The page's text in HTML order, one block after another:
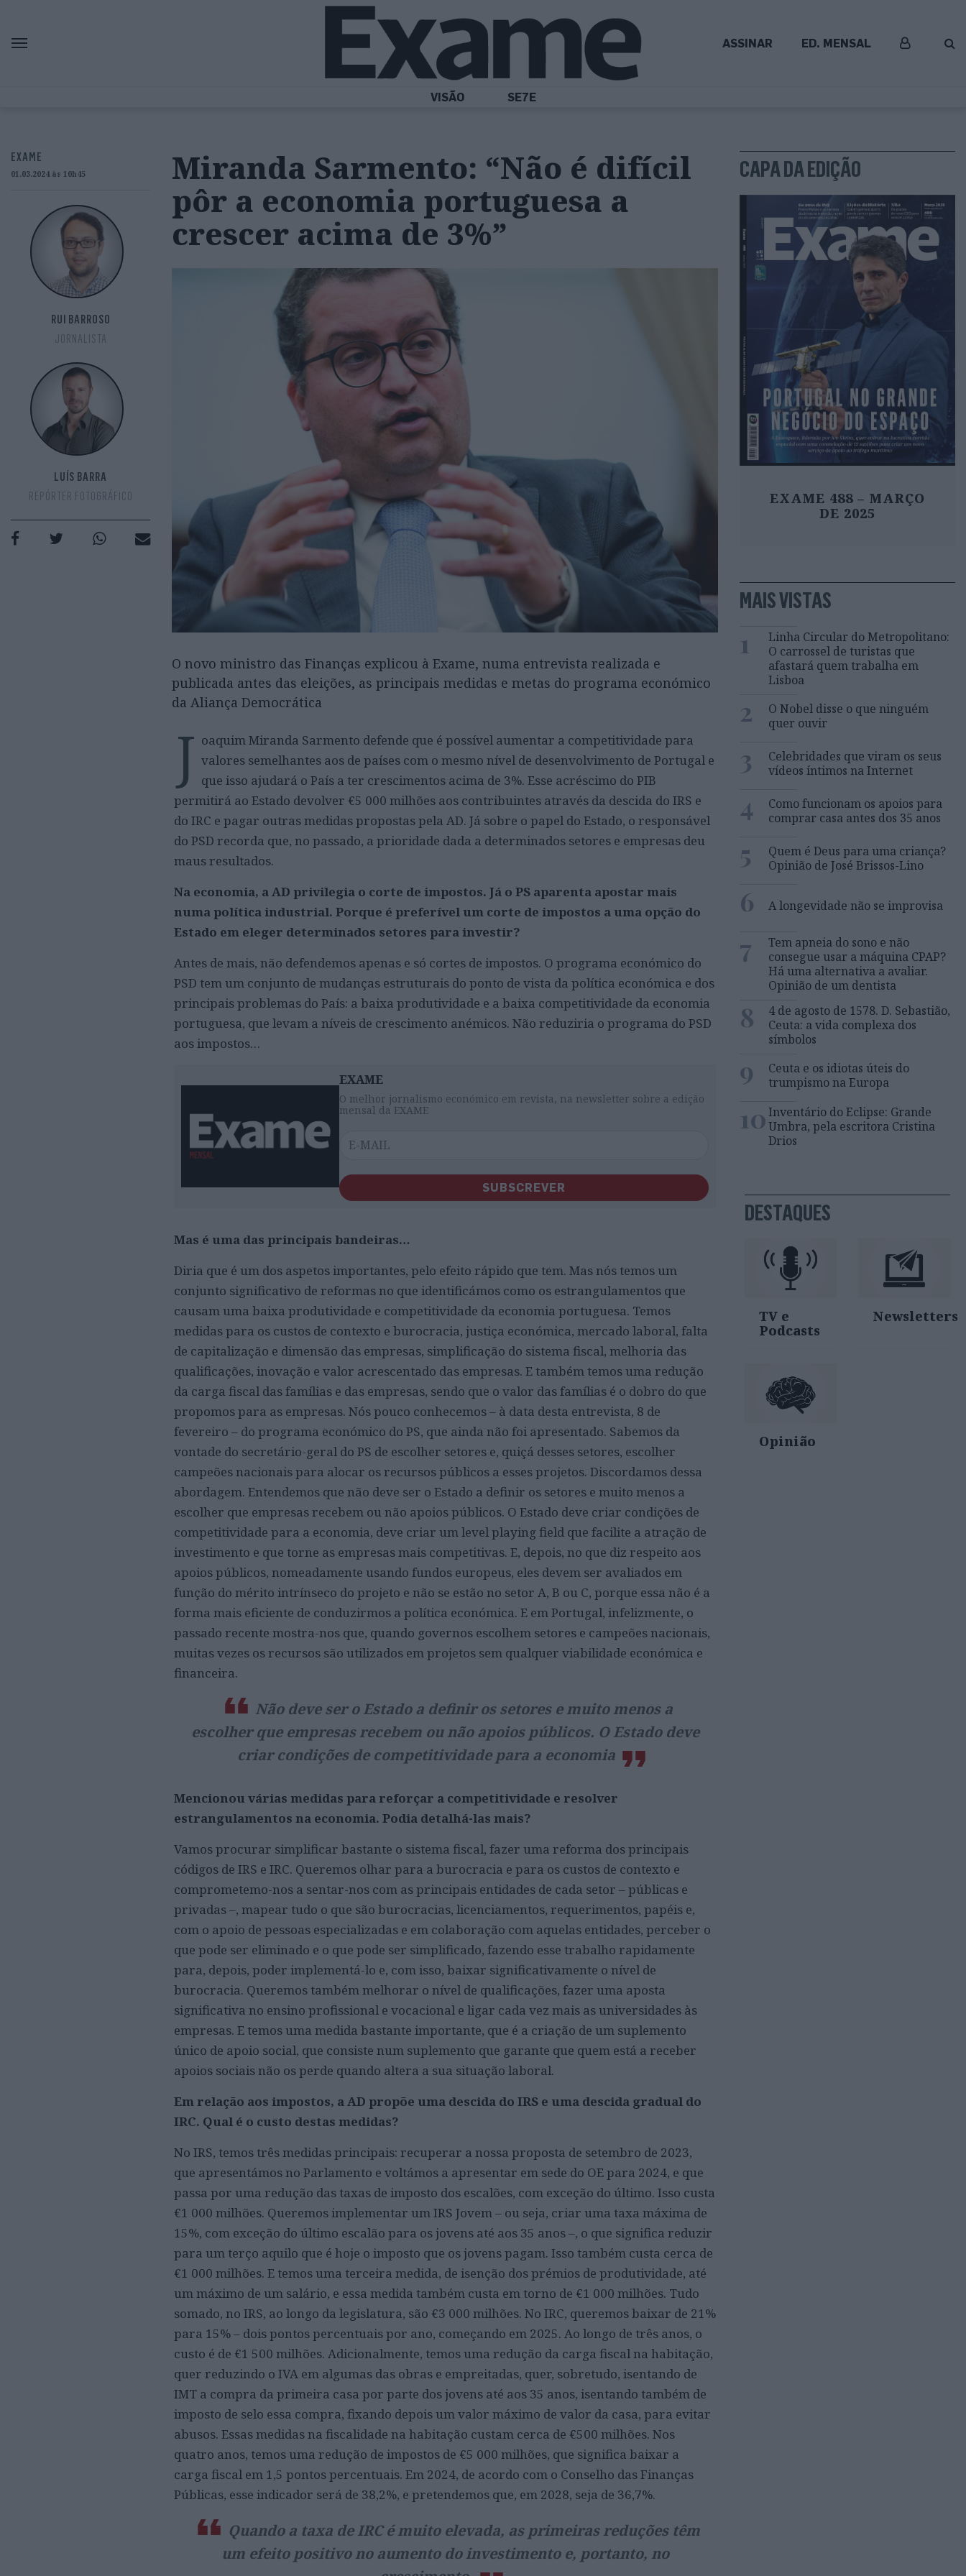
ASSINAR ED. MENSAL
VISÃO SE7E
EXAME
01.03.2024 às 10h45
RUI BARROSO
JORNALISTA
LUÍS BARRA
REPÓRTER FOTOGRÁFICO
Miranda Sarmento: “Não é difícil
pôr a economia portuguesa a
crescer acima de 3%”
O novo ministro das Finanças explicou à Exame, numa entrevista realizada e
publicada antes das eleições, as principais medidas e metas do programa económico
da Aliança Democrática
J oaquim Miranda Sarmento defende que é possível aumentar a competitividade para
valores semelhantes aos de países com o mesmo nível de desenvolvimento de Portugal e
que isso ajudará o País a ter crescimentos acima de 3%. Esse acréscimo do PIB
permitirá ao Estado devolver €5 000 milhões aos contribuintes através da descida do IRS e
do IRC e pagar outras medidas propostas pela AD. Já sobre o papel do Estado, o responsável
do PSD recorda que, no passado, a prioridade dada a determinados setores e empresas deu
maus resultados.
Na economia, a AD privilegia o corte de impostos. Já o PS aparenta apostar mais
numa política industrial. Porque é preferível um corte de impostos a uma opção do
Estado em eleger determinados setores para investir?
Antes de mais, não defendemos apenas e só cortes de impostos. O programa económico do
PSD tem um conjunto de mudanças estruturais do ponto de vista da política económica e dos
principais problemas do País: a baixa produtividade e a baixa competitividade da economia
portuguesa, que levam a níveis de crescimento anémicos. Não reduziria o programa do PSD
aos impostos…
EXAME
O melhor jornalismo económico em revista, na newsletter sobre a edição
mensal da EXAME
SUBSCREVER
Mas é uma das principais bandeiras…
Diria que é um dos aspetos importantes, pelo efeito rápido que tem. Mas nós temos um
conjunto significativo de reformas no que identificámos como os estrangulamentos que
causam uma baixa produtividade e competitividade da economia portuguesa. Temos
medidas para os custos de contexto e burocracia, justiça económica, mercado laboral, falta
de capitalização e dimensão das empresas, simplificação do sistema fiscal, melhoria das
qualificações, inovação e valor acrescentado das empresas. E também temos uma redução
da carga fiscal das famílias e das empresas, sendo que o valor das famílias é o dobro do que
propomos para as empresas. Nós pouco conhecemos – à data desta entrevista, 8 de
fevereiro – do programa económico do PS, que ainda não foi apresentado. Sabemos da
vontade do secretário-geral do PS de escolher setores e, quiçá desses setores, escolher
campeões nacionais para alocar os recursos públicos a esses projetos. Discordamos dessa
abordagem. Entendemos que não deve ser o Estado a definir os setores e muito menos a
escolher que empresas recebem ou não apoios públicos. O Estado deve criar condições de
competitividade para a economia, deve criar um level playing field que facilite a atração de
investimento e que torne as empresas mais competitivas. E, depois, no que diz respeito aos
apoios públicos, nomeadamente usando fundos europeus, eles devem ser avaliados em
função do mérito intrínseco do projeto e não se estão no setor A, B ou C, porque essa não é a
forma mais eficiente de conduzirmos a política económica. E em Portugal, infelizmente, o
passado recente mostra-nos que, quando governos escolhem setores e campeões nacionais,
muitas vezes os recursos são utilizados em projetos sem qualquer viabilidade económica e
financeira.
Não deve ser o Estado a definir os setores e muito menos a
escolher que empresas recebem ou não apoios públicos. O Estado deve
criar condições de competitividade para a economia
Mencionou várias medidas para reforçar a competitividade e resolver
estrangulamentos na economia. Podia detalhá-las mais?
Vamos procurar simplificar bastante o sistema fiscal, fazer uma reforma dos principais
códigos de IRS e IRC. Queremos olhar para a burocracia e para os custos de contexto e
comprometemo-nos a sentar-nos com as principais entidades de cada setor – públicas e
privadas –, mapear tudo o que são burocracias, licenciamentos, requerimentos, papéis e,
com o apoio de pessoas especializadas e em colaboração com aquelas entidades, perceber o
que pode ser eliminado e o que pode ser simplificado, fazendo esse trabalho rapidamente
para, depois, poder implementá-lo e, com isso, baixar significativamente o nível de
burocracia. Queremos também melhorar o nível de qualificações, fazer uma aposta
significativa no ensino profissional e vocacional e ligar cada vez mais as universidades às
empresas. E temos uma medida bastante importante, que é a criação de um suplemento
único de apoio social, que consiste num suplemento que garante que quem está a receber
apoios sociais não os perde quando altera a sua situação laboral.
Em relação aos impostos, a AD propõe uma descida do IRS e uma descida gradual do
IRC. Qual é o custo destas medidas?
No IRS, temos três medidas principais: recuperar a nossa proposta de setembro de 2023,
que apresentámos no Parlamento e voltámos a apresentar em sede do OE para 2024, e que
passa por uma redução das taxas de imposto dos escalões, com exceção do último. Isso custa
€1 000 milhões. Queremos implementar um IRS Jovem – ou seja, criar uma taxa máxima de
15%, com exceção do último escalão para os jovens até aos 35 anos –, o que significa reduzir
para um terço aquilo que é hoje o imposto que os jovens pagam. Isso também custa cerca de
€1 000 milhões. E temos uma terceira medida, de isenção dos prémios de produtividade, até
um máximo de um salário, e essa medida também custa em torno de €1 000 milhões. Tudo
somado, no IRS, ao longo da legislatura, são €3 000 milhões. No IRC, queremos baixar de 21%
para 15% – dois pontos percentuais por ano, começando em 2025. Ao longo de três anos, o
custo é de €1 500 milhões. Adicionalmente, temos uma redução da carga fiscal na habitação,
quer reduzindo o IVA em algumas das obras e empreitadas, quer, sobretudo, isentando de
IMT a compra da primeira casa por parte dos jovens até aos 35 anos, isentando também de
imposto de selo essa compra, fixando depois um valor máximo de valor da casa, para evitar
abusos. Essas medidas na fiscalidade na habitação custam cerca de €500 milhões. Nos
quatro anos, temos uma redução de impostos de €5 000 milhões, que significa baixar a
carga fiscal em 1,5 pontos percentuais. Em 2024, de acordo com o Conselho das Finanças
Públicas, esse indicador será de 38,2%, e pretendemos que, em 2028, seja de 36,7%.
Quando a taxa de IRC é muito elevada, as primeiras reduções têm
um efeito positivo no aumento do investimento e, portanto, no
CAPA DA EDIÇÃO
EXAME 488 – MARÇO
DE 2025
MAIS VISTAS
1
Linha Circular do Metropolitano:
O carrossel de turistas que
afastará quem trabalha em
Lisboa
2
O Nobel disse o que ninguém
quer ouvir
3
Celebridades que viram os seus
vídeos íntimos na Internet
4
Como funcionam os apoios para
comprar casa antes dos 35 anos
5
Quem é Deus para uma criança?
Opinião de José Brissos-Lino
6 A longevidade não se improvisa
7
Tem apneia do sono e não
consegue usar a máquina CPAP?
Há uma alternativa a avaliar.
Opinião de um dentista
8
4 de agosto de 1578. D. Sebastião,
Ceuta: a vida complexa dos
símbolos
9
Ceuta e os idiotas úteis do
trumpismo na Europa
10Inventário do Eclipse: Grande
Umbra, pela escritora Cristina
Drios
DESTAQUES
TV e
Podcasts
Newsletters
Opinião